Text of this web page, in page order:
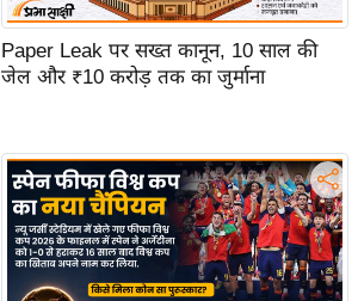
Paper Leak पर सख्त कानून, 10 साल की
जेल और ₹10 करोड़ तक का जुर्माना